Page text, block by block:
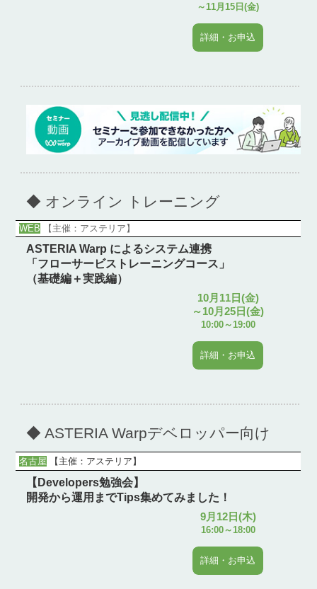
～11月15日(金)
詳細・お申込
◆ オンライン トレーニング
WEB 【主催：アステリア】
ASTERIA Warp によるシステム連携
「フローサービストレーニングコース」
（基礎編＋実践編）
10月11日(金)
～10月25日(金)
10:00～19:00
詳細・お申込
◆ ASTERIA Warpデベロッパー向け
名古屋 【 主催：アステリア 】
【Developers勉強会】
開発から運用までTips集めてみました！
9月12日(木)
16:00～18:00
詳細・お申込